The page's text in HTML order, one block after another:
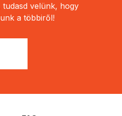
tudasd velünk, hogy
a többiről!